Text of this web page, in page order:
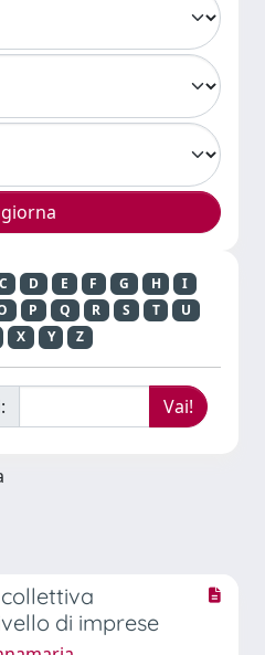
C D E F G H
I
P Q R S T
U
X Y Z
di imprese